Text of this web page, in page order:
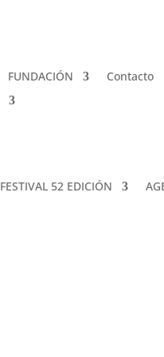
FUNDACIÓN Contacto
FESTIVAL 52 EDICIÓN